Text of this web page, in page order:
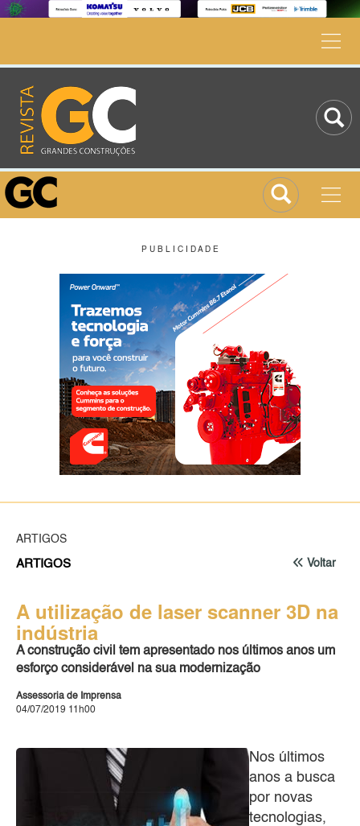
P U B L I C I D A D E
ARTIGOS
Voltar
ARTIGOS
A utilização de laser scanner 3D na
indústria
A construção civil tem apresentado nos últimos anos um
esforço considerável na sua modernização
Assessoria de Imprensa
04/07/2019 11h00
Nos últimos
anos a busca
por novas
tecnologias,